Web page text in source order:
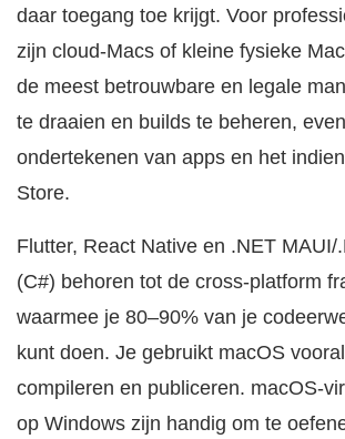
daar toegang toe krijgt. Voor
zijn cloud-Macs of kleine fysieke
de meest betrouwbare en legale
te draaien en builds te beheren,
ondertekenen van apps en het
Store.
Flutter, React Native en .NET MAUI/
(C#) behoren tot de cross-platform
waarmee je 80–90% van je
kunt doen. Je gebruikt macOS
compileren en publiceren. macOS-
op Windows zijn handig om te